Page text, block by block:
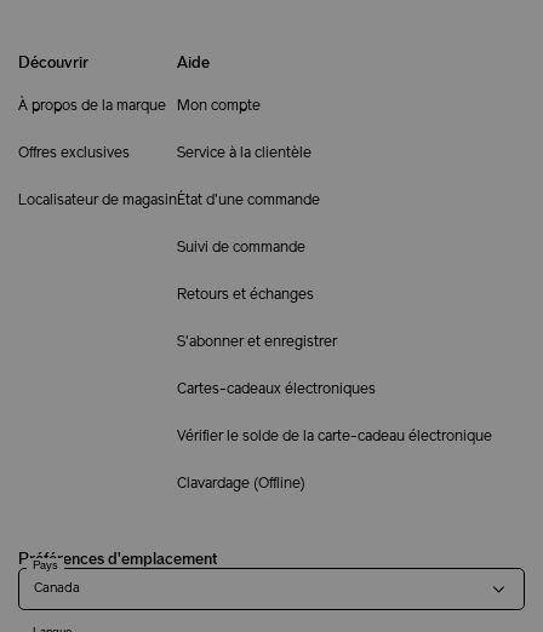
Découvrir
À propos de la marque
Offres exclusives
Localisateur de magasin
Aide
Mon compte
Service à la clientèle
État d'une commande
Suivi de commande
Retours et échanges
S'abonner et enregistrer
Cartes-cadeaux électroniques
Vérifier le solde de la carte-cadeau électronique
Clavardage (Offline)
Préférences d'emplacement
Pays